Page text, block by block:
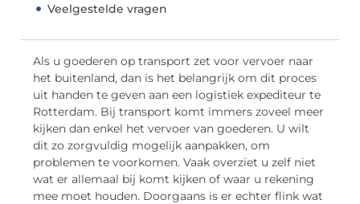
Veelgestelde vragen
Als u goederen op transport zet voor vervoer naar
het buitenland, dan is het belangrijk om dit proces
uit handen te geven aan een logistiek expediteur te
Rotterdam. Bij transport komt immers zoveel meer
kijken dan enkel het vervoer van goederen. U wilt
dit zo zorgvuldig mogelijk aanpakken, om
problemen te voorkomen. Vaak overziet u zelf niet
wat er allemaal bij komt kijken of waar u rekening
mee moet houden. Doorgaans is er echter flink wat